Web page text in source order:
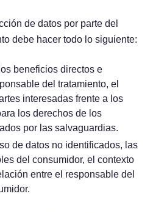
de datos por parte del
debe hacer todo lo siguiente:
beneficios directos e
del tratamiento, el
interesadas frente a los
los derechos de los
por las salvaguardias.
de datos no identificados, las
del consumidor, el contexto
entre el responsable del